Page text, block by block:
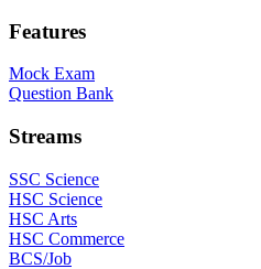
Features
Mock Exam
Question Bank
Streams
SSC Science
HSC Science
HSC Arts
HSC Commerce
BCS/Job